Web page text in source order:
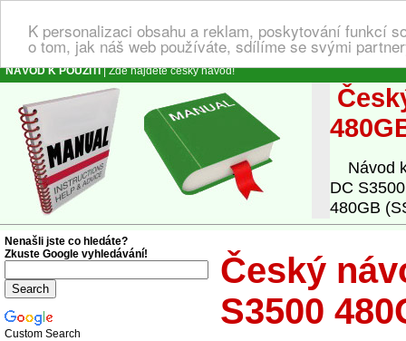
K personalizaci obsahu a reklam, poskytování funkcí
o tom, jak náš web používáte, sdílíme se svými
NÁVOD K POUŽITÍ| Zde najdete český návod!
Návod k
DC
480GB
Český
S3500
Nenašli jste co hledáte?
Zkuste Google vyhledávání!
Custom Search